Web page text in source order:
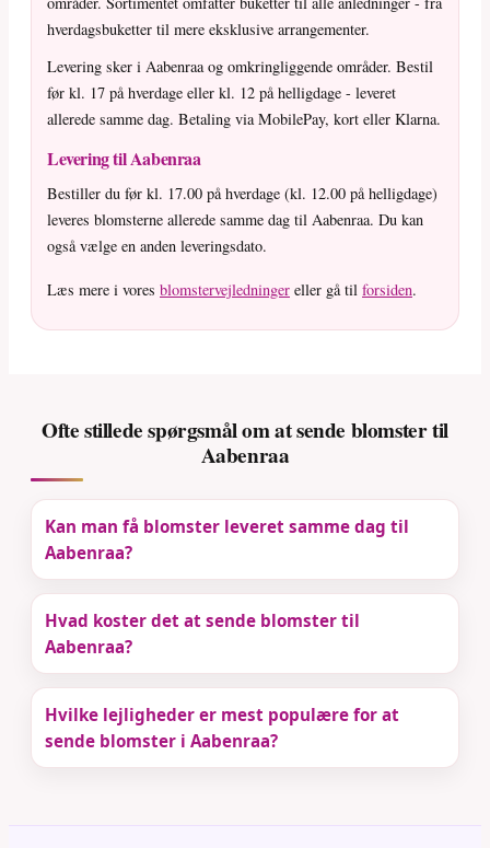
hverdagsbuketter til mere eksklusive arrangementer.
Levering sker i Aabenraa og omkringliggende områder. Bestil
før kl. 17 på hverdage eller kl. 12 på helligdage - leveret
allerede samme dag. Betaling via MobilePay, kort eller Klarna.
Levering til Aabenraa
Bestiller du før kl. 17.00 på hverdage (kl. 12.00 på helligdage)
leveres blomsterne allerede samme dag til Aabenraa. Du kan
også vælge en anden leveringsdato.
Læs mere i vores blomstervejledninger eller gå til forsiden.
Ofte stillede spørgsmål om at sende blomster til
Aabenraa
Kan man få blomster leveret samme dag til
Aabenraa?
Hvad koster det at sende blomster til
Aabenraa?
Hvilke lejligheder er mest populære for at
sende blomster i Aabenraa?